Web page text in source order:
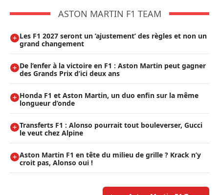
ASTON MARTIN F1 TEAM
Les F1 2027 seront un ’ajustement’ des règles et non un
grand changement
De l’enfer à la victoire en F1 : Aston Martin peut gagner
des Grands Prix d’ici deux ans
Honda F1 et Aston Martin, un duo enfin sur la même
longueur d’onde
Transferts F1 : Alonso pourrait tout bouleverser, Gucci
le veut chez Alpine
Aston Martin F1 en tête du milieu de grille ? Krack n’y
croit pas, Alonso oui !